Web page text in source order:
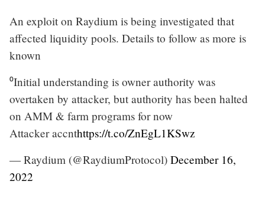
An exploit on Raydium is being investigated that
affected liquidity pools. Details to follow as more is
known
⁰Initial understanding is owner authority was
overtaken by attacker, but authority has been halted
on AMM & farm programs for now
Attacker accnthttps://t.co/ZnEgL1KSwz
— Raydium (@RaydiumProtocol) December 16,
2022